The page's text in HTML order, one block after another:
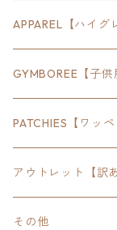
18inch×24inch
30inch×24inch
18inchオクタゴン八
24inchオクタゴン
18inch×18inchスク
クルマ
セキュリティ
アウトドア
スポーツ
ピクトグラム
APPAREL【ハイグ
Bradley
SEWTS
FOODIE
POMONA
GYMBOREE【子供
PATCHIES【ワッペ
アウトレット【訳
その他